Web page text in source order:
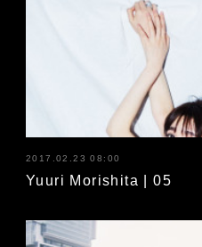
2017.02.23 08:00
Yuuri Morishita | 05